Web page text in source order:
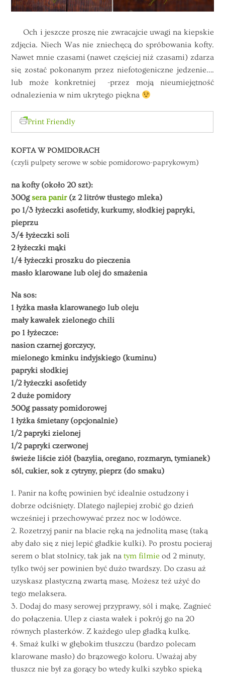
Och i jeszcze proszę nie zwracajcie uwagi na kiepskie
zdjęcia. Niech Was nie zniechęcą do spróbowania kofty.
Nawet mnie czasami (nawet częściej niż czasami) zdarza
się zostać pokonanym przez niefotogeniczne jedzenie….
lub może konkretniej -przez moją nieumiejętność
odnalezienia w nim ukrytego piękna
Print Friendly
KOFTA W POMIDORACH
(czyli pulpety serowe w sobie pomidorowo-paprykowym)
na kofty (około 20 szt):
300gsera panir(z 2 litrów tłustego mleka)
po 1/3 łyżeczki asofetidy, kurkumy, słodkiej papryki,
pieprzu
3/4 łyżeczki soli
2 łyżeczki mąki
1/4 łyżeczki proszku do pieczenia
masło klarowane lub olej do smażenia
Na sos:
1 łyżka masła klarowanego lub oleju
mały kawałek zielonego chili
po 1 łyżeczce:
nasion czarnej gorczycy,
mielonego kminku indyjskiego (kuminu)
papryki słodkiej
1/2 łyżeczki asofetidy
2 duże pomidory
500g passaty pomidorowej
1 łyżka śmietany (opcjonalnie)
1/2 papryki zielonej
1/2 papryki czerwonej
świeże liście ziół (bazylia, oregano, rozmaryn, tymianek)
sól, cukier, sok z cytryny, pieprz (do smaku)
1. Panir na koftę powinien być idealnie ostudzony i
dobrze odciśnięty. Dlatego najlepiej zrobić go dzień
wcześniej i przechowywać przez noc w lodówce.
2. Rozetrzyj panir na blacie ręką na jednolitą masę (taką
aby dało się z niej lepić gładkie kulki). Po prostu pocieraj
serem o blat stolnicy, tak jak natym filmie od 2 minuty,
tylko twój ser powinien być dużo twardszy. Do czasu aż
uzyskasz plastyczną zwartą masę. Możesz też użyć do
tego melaksera.
3. Dodaj do masy serowej przyprawy, sól i mąkę. Zagnieć
do połączenia. Ulep z ciasta wałek i pokrój go na 20
równych plasterków. Z każdego ulep gładką kulkę.
4. Smaż kulki w głębokim tłuszczu (bardzo polecam
klarowane masło) do brązowego koloru. Uważaj aby
tłuszcz nie był za gorący bo wtedy kulki szybko spieką